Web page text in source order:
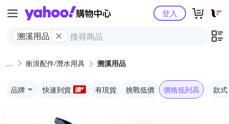
Yahoo購物中心
溯溪用品
登入
衝浪配件/潛水用具 溯溪用品
品牌 快速到貨 有現貨 挑戰低價 價格低到高 款式